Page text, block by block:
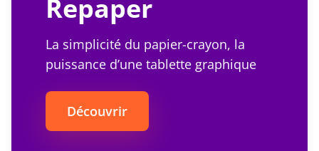
Repaper
La simplicité du papier-crayon, la
puissance d’une tablette graphique
Découvrir